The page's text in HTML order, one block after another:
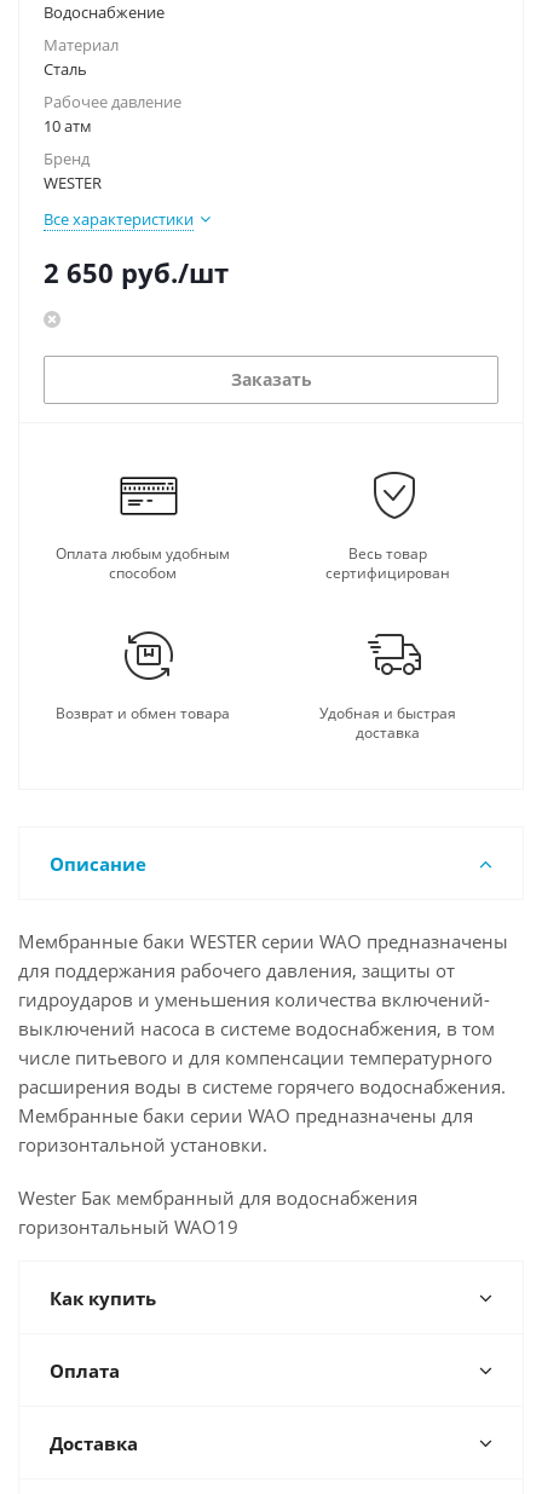
Водоснабжение
Материал
Сталь
Рабочее давление
10 атм
Бренд
WESTER
Все характеристики
2 650 руб./шт
Заказать
Оплата любым удобным
способом
Весь товар
сертифицирован
Возврат и обмен товара
Удобная и быстрая
доставка
Описание
Мембранные баки WESTER серии WAO предназначены
для поддержания рабочего давления, защиты от
гидроударов и уменьшения количества включений-
выключений насоса в системе водоснабжения, в том
числе питьевого и для компенсации температурного
расширения воды в системе горячего водоснабжения.
Мембранные баки серии WAO предназначены для
горизонтальной установки.
Wester Бак мембранный для водоснабжения
горизонтальный WAO19
Как купить
Оплата
Доставка